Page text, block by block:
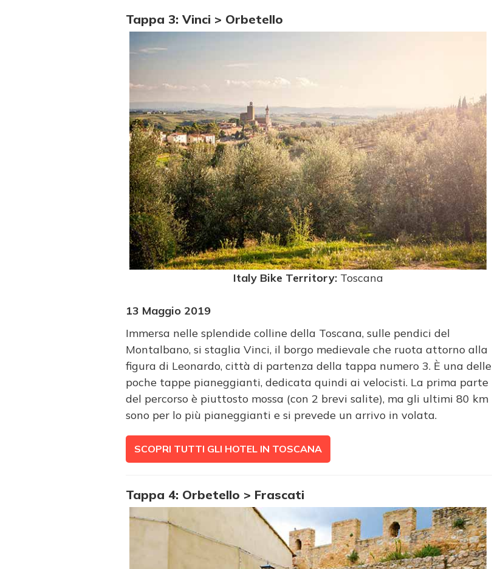
Tappa 3: Vinci > Orbetello
Italy Bike Territory:Toscana
13 Maggio 2019
Immersa nelle splendide colline della Toscana, sulle pendici del
Montalbano, si staglia Vinci, il borgo medievale che ruota attorno alla
figura di Leonardo, città di partenza della tappa numero 3. È una delle
poche tappe pianeggianti, dedicata quindi ai velocisti. La prima parte
del percorso è piuttosto mossa (con 2 brevi salite), ma gli ultimi 80 km
sono per lo più pianeggianti e si prevede un arrivo in volata.
SCOPRI TUTTI GLI HOTEL IN TOSCANA
Tappa 4: Orbetello > Frascati